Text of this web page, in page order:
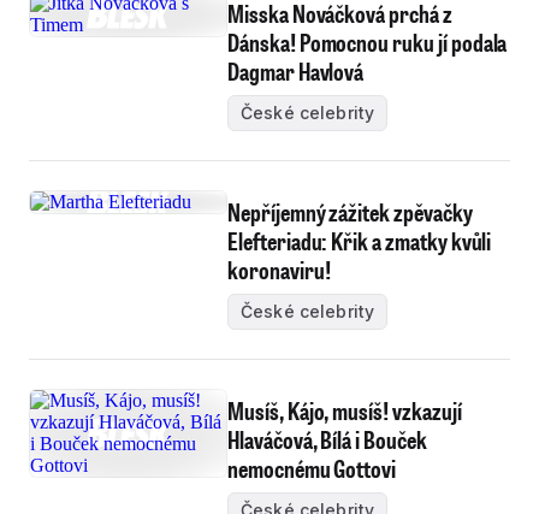
Misska Nováčková prchá z
Dánska! Pomocnou ruku jí podala
Dagmar Havlová
České celebrity
Nepříjemný zážitek zpěvačky
Elefteriadu: Křik a zmatky kvůli
koronaviru!
České celebrity
Musíš, Kájo, musíš! vzkazují
Hlaváčová, Bílá i Bouček
nemocnému Gottovi
České celebrity